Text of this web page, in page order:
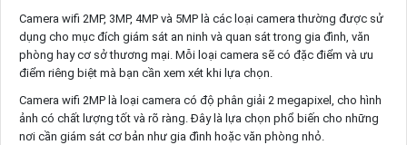
Camera wifi 2MP, 3MP, 4MP và 5MP là các loại camera thường được sử
dụng cho mục đích giám sát an ninh và quan sát trong gia đình, văn
phòng hay cơ sở thương mại. Mỗi loại camera sẽ có đặc điểm và ưu
điểm riêng biệt mà bạn cần xem xét khi lựa chọn.
Camera wifi 2MP là loại camera có độ phân giải 2 megapixel, cho hình
ảnh có chất lượng tốt và rõ ràng. Đây là lựa chọn phổ biến cho những
nơi cần giám sát cơ bản như gia đình hoặc văn phòng nhỏ.